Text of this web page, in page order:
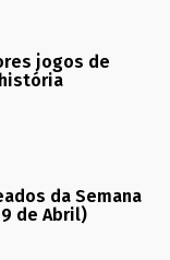
jogos de
da Semana
de Abril)